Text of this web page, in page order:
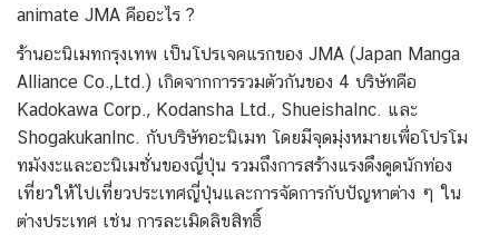
animate JMA คืออะไร ?
ร้านอะนิเมทกรุงเทพ เป็นโปรเจคแรกของ JMA (Japan Manga
Alliance Co.,Ltd.) เกิดจากการรวมตัวกันของ 4 บริษัทคือ
Kadokawa Corp., Kodansha Ltd., ShueishaInc. และ
ShogakukanInc. กับบริษัทอะนิเมท โดยมีจุดมุ่งหมายเพื่อโปรโม
ทมังงะและอะนิเมชั่นของญี่ปุ่น รวมถึงการสร้างแรงดึงดูดนักท่อง
เที่ยวให้ไปเที่ยวประเทศญี่ปุ่นและการจัดการกับปัญหาต่าง ๆ ใน
ต่างประเทศ เช่น การละเมิดลิขสิทธิ์